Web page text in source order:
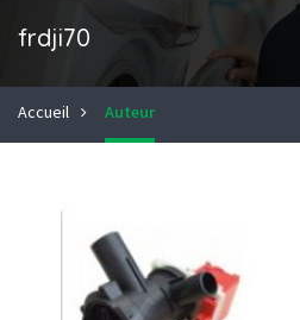
frdji70
Accueil Auteur